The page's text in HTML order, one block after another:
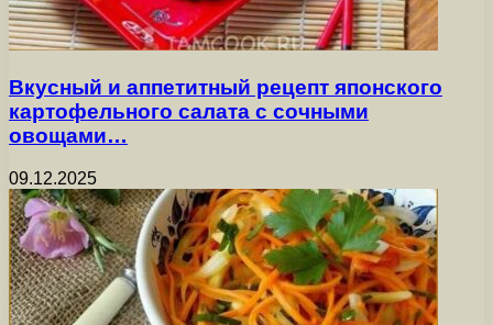
Вкусный и аппетитный рецепт японского
картофельного салата с сочными
овощами…
09.12.2025